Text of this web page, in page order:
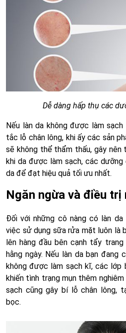
Dễ dàng hấp thụ các
Nếu làn da không được làm
tắc lỗ chân lông, khi ấy các sản
sẽ không thể thẩm thấu, gây nên
khi da được làm sạch, các
da để đạt hiệu quả tối ưu nhất.
Ngăn ngừa và điều trị
Đối với những cô nàng có làn
việc sử dụng sữa rửa mặt luôn là
lên hàng đầu bên cạnh tẩy
hằng ngày. Nếu làn da bạn đang
không được làm sạch kĩ, các lớp
khiến tình trạng mụn thêm
sạch cũng gây bí lỗ chân lông,
bọc.